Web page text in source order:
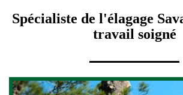
Spécialiste de l'élagage
travail soigné